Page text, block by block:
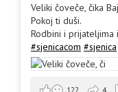
Veliki čoveče, čika
Pokoj ti duši.
Rodbini i prijateljima
#sjenicacom #sjenica
122 4